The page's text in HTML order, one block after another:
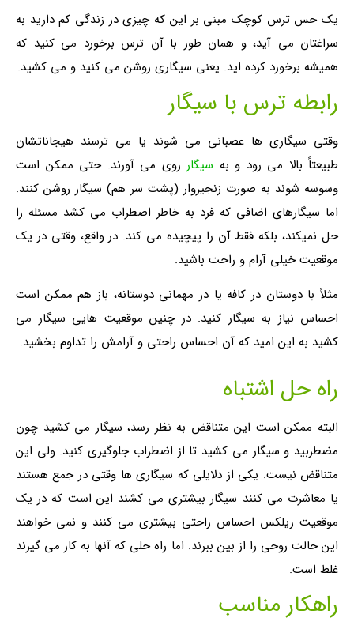
یک حس ترس کوچک مبنی بر این که چیزی در زندگی کم دارید به
سراغتان می آید، و همان طور با آن ترس برخورد می کنید که
همیشه برخورد کرده اید. یعنی سیگاری روشن می کنید و می کشید.
رابطه ترس با سیگار
وقتی سیگاری ها عصبانی می شوند یا می ترسند هیجاناتشان
طبیعتاً بالا می رود و به سیگار روی می آورند. حتی ممکن است
وسوسه شوند به صورت زنجیروار (پشت سر هم) سیگار روشن کنند.
اما سیگارهای اضافی که فرد به خاطر اضطراب می کشد مسئله را
حل نمیکند، بلکه فقط آن را پیچیده می کند. در واقع، وقتی در یک
موقعیت خیلی آرام و راحت باشید.
مثلاً با دوستان در کافه یا در مهمانی دوستانه، باز هم ممکن است
احساس نیاز به سیگار کنید. در چنین موقعیت هایی سیگار می
کشید به این امید که آن احساس راحتی و آرامش را تداوم بخشید.
راه حل اشتباه
البته ممکن است این متناقض به نظر رسد، سیگار می کشید چون
مضطربید و سیگار می کشید تا از اضطراب جلوگیری کنید. ولی این
متناقض نیست. یکی از دلایلی که سیگاری ها وقتی در جمع هستند
یا معاشرت می کنند سیگار بیشتری می کشند این است که در یک
موقعیت ریلکس احساس راحتی بیشتری می کنند و نمی خواهند
این حالت روحی را از بین ببرند. اما راه حلی که آنها به کار می گیرند
غلط است.
راهکار مناسب